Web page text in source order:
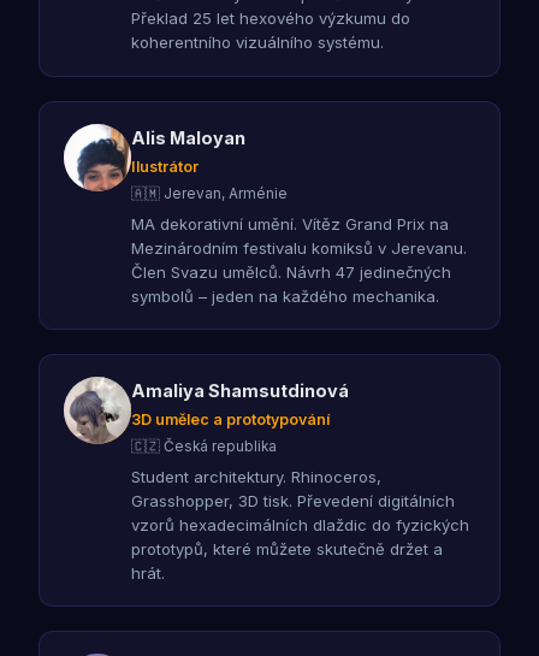
Překlad 25 let hexového výzkumu do
koherentního vizuálního systému.
Alis Maloyan
Ilustrátor
🇦🇲 Jerevan, Arménie
MA dekorativní umění. Vítěz Grand Prix na
Mezinárodním festivalu komiksů v Jerevanu.
Člen Svazu umělců. Návrh 47 jedinečných
symbolů – jeden na každého mechanika.
Amaliya Shamsutdinová
3D umělec a prototypování
🇨🇿 Česká republika
Student architektury. Rhinoceros,
Grasshopper, 3D tisk. Převedení digitálních
vzorů hexadecimálních dlaždic do fyzických
prototypů, které můžete skutečně držet a
hrát.